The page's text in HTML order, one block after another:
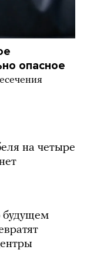
опасное
на четыре
будущем